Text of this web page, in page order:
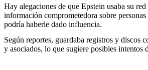
Hay alegaciones de que Epstein usaba su
información comprometedora sobre
podría haberle dado influencia.
Según reportes, guardaba registros y discos
y asociados, lo que sugiere posibles intentos